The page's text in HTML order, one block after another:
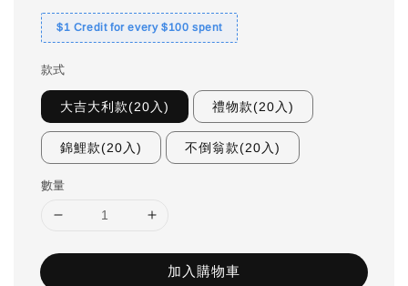
$1 Credit for every $100 spent
款式
大吉大利款(20入) 禮物款(20入)
錦鯉款(20入) 不倒翁款(20入)
數量
加入購物車